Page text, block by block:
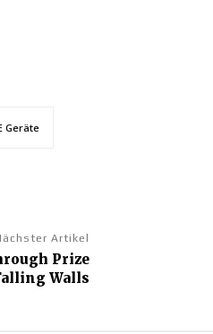
Geräte
Artikel
Prize
Walls